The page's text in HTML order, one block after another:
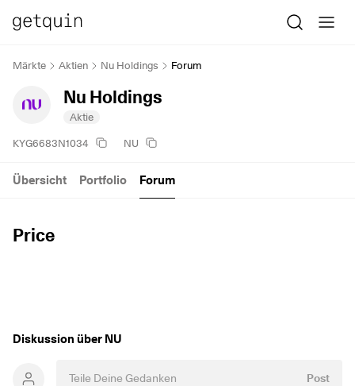
Märkte Aktien Nu Holdings Forum
Nu Holdings
Aktie
KYG6683N1034 NU
Price
Übersicht Portfolio Forum
Diskussion über NU
Post